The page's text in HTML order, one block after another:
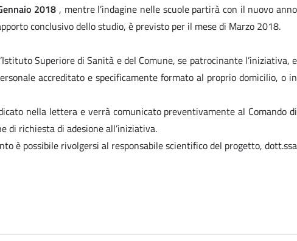
2018 , mentre l’indagine nelle scuole partirà con il nuovo anno
conclusivo dello studio, è previsto per il mese di Marzo 2018.
Superiore di Sanità e del Comune, se patrocinante l’iniziativa, e
accreditato e specificamente formato al proprio domicilio, o in
nella lettera e verrà comunicato preventivamente al Comando di
di richiesta di adesione all’iniziativa.
è possibile rivolgersi al responsabile scientifico del progetto, dott.ssa